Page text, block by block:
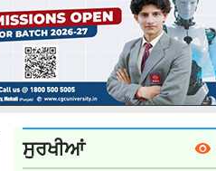
ਸੁਰਖੀਆਂ